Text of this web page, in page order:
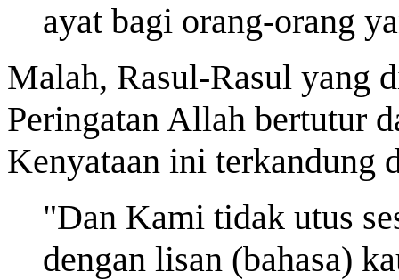
ayat bagi orang-orang
Malah, Rasul-Rasul yang
Peringatan Allah bertutur
Kenyataan ini terkandung
"Dan Kami tidak utus
dengan lisan (bahasa)